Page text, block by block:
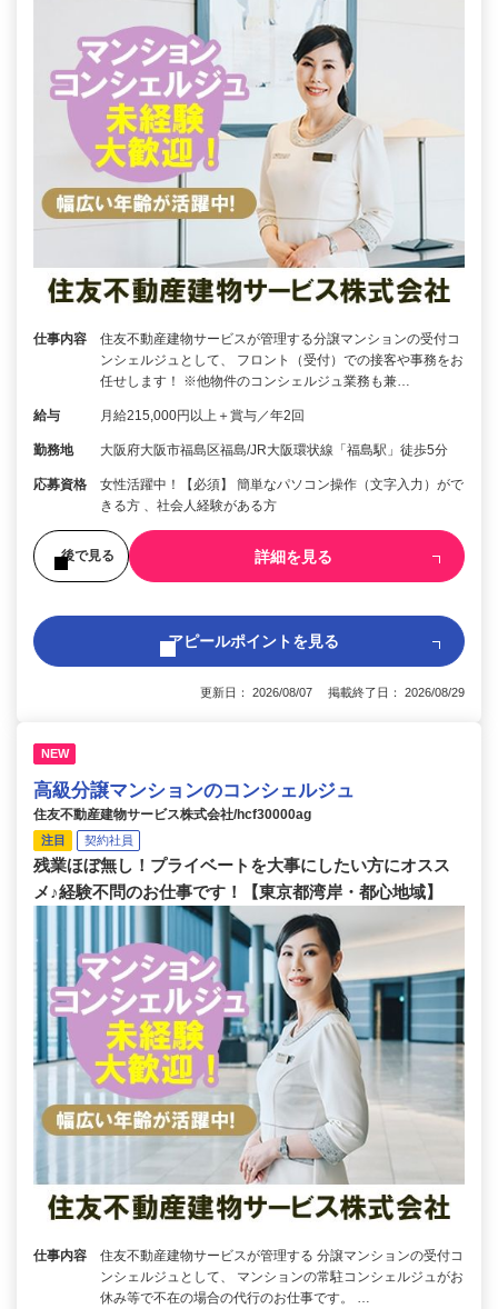
仕事内容
住友不動産建物サービスが管理する分譲マンションの受付コ
ンシェルジュとして、 フロント（受付）での接客や事務をお
任せします！ ※他物件のコンシェルジュ業務も兼…
給与 月給215,000円以上＋賞与／年2回
勤務地 大阪府大阪市福島区福島/JR大阪環状線「福島駅」徒歩5分
応募資格
女性活躍中！【必須】 簡単なパソコン操作（文字入力）がで
きる方 、社会人経験がある方
後で見る 詳細を見る
アピールポイントを見る
更新日： 2026/08/07 掲載終了日： 2026/08/29
NEW
高級分譲マンションのコンシェルジュ
住友不動産建物サービス株式会社/hcf30000ag
注目 契約社員
残業ほぼ無し！プライベートを大事にしたい方にオスス
メ♪経験不問のお仕事です！【東京都湾岸・都心地域】
仕事内容
住友不動産建物サービスが管理する 分譲マンションの受付コ
ンシェルジュとして、 マンションの常駐コンシェルジュがお
休み等で不在の場合の代行のお仕事です。 …